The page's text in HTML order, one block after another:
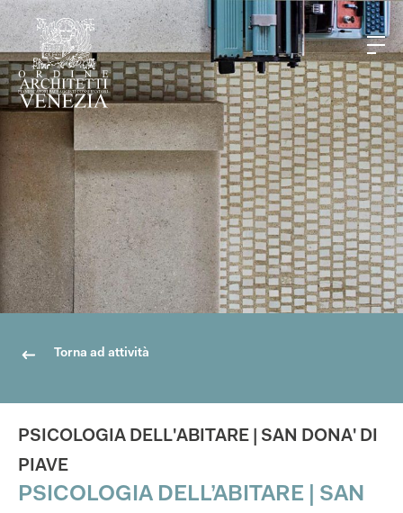
Torna ad attività
PSICOLOGIA DELL'ABITARE | SAN DONA' DI
PIAVE
PSICOLOGIA DELL’ABITARE | SAN